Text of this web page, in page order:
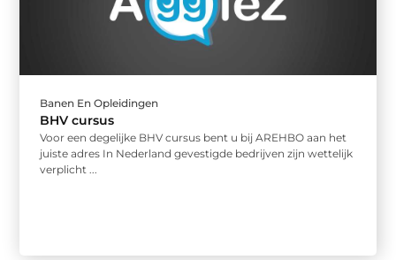
Banen En Opleidingen
BHV cursus
Voor een degelijke BHV cursus bent u bij AREHBO aan het
juiste adres In Nederland gevestigde bedrijven zijn wettelijk
verplicht ...